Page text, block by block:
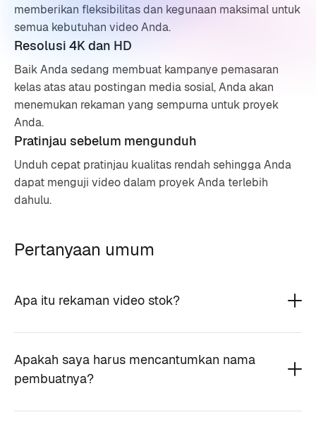
memberikan fleksibilitas dan kegunaan maksimal untuk
semua kebutuhan video Anda.
Resolusi 4K dan HD
Baik Anda sedang membuat kampanye pemasaran
kelas atas atau postingan media sosial, Anda akan
menemukan rekaman yang sempurna untuk proyek
Anda.
Pratinjau sebelum mengunduh
Unduh cepat pratinjau kualitas rendah sehingga Anda
dapat menguji video dalam proyek Anda terlebih
dahulu.
Pertanyaan umum
Apa itu rekaman video stok?
Apakah saya harus mencantumkan nama
pembuatnya?